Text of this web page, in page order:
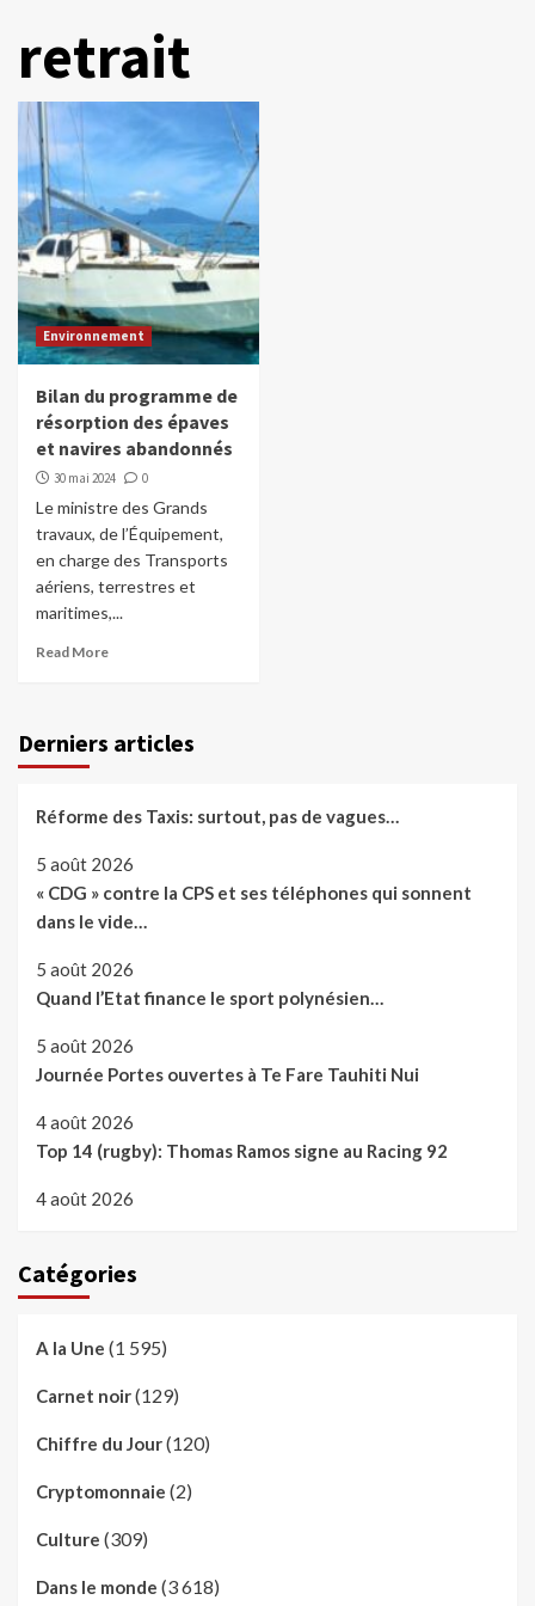
retrait
Environnement
Bilan du programme de
résorption des épaves
et navires abandonnés
30 mai 2024 0
Le ministre des Grands
travaux, de l’Équipement,
en charge des Transports
aériens, terrestres et
maritimes,...
Read More
Derniers articles
Réforme des Taxis: surtout, pas de vagues…
5 août 2026
« CDG » contre la CPS et ses téléphones qui sonnent
dans le vide…
5 août 2026
Quand l’Etat finance le sport polynésien…
5 août 2026
Journée Portes ouvertes à Te Fare Tauhiti Nui
4 août 2026
Top 14 (rugby): Thomas Ramos signe au Racing 92
4 août 2026
Catégories
A la Une (1 595)
Carnet noir(129)
Chiffre du Jour(120)
Cryptomonnaie (2)
Culture (309)
Dans le monde (3 618)